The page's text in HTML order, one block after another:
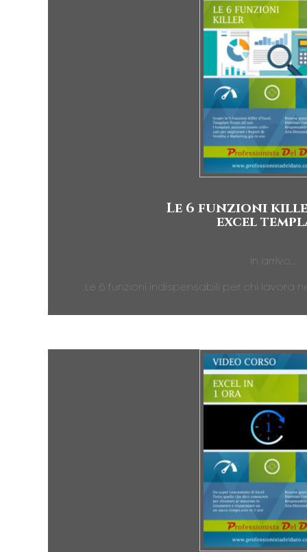
Le 6 funzioni
excel
In arrivo….
Le 6 funzioni indispensabili per chi lavora